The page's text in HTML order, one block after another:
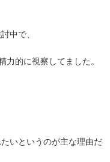
中で、
的に視察してました。
いというのが主な理由だ